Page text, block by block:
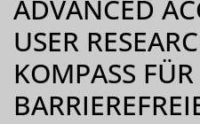
ADVANCED
USER
KOMPASS FÜR